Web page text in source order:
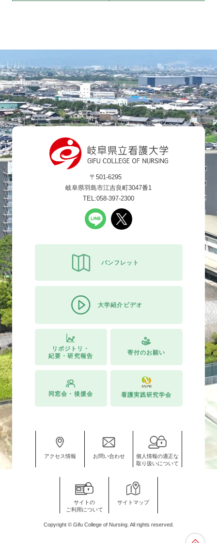
〒501-6295
岐阜県羽島市江吉良町3047番1
TEL:058-397-2300
パンフレット
大学紹介ビデオ
リポジトリ・
紀要・研究報告
寄付のお願い
同窓会・後援会 看護実践研究学会
アクセス情報 お問い合わせ
個人情報の適正な
取り扱いについて
サイトの
ご利用について
サイトマップ
Copyright © Gifu College of Nursing. All rights reserved.